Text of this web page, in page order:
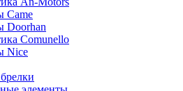
Came
Doorhan
Comunello
Nice